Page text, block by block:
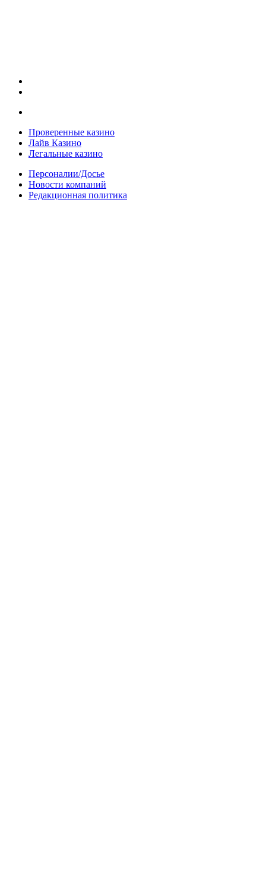
Проверенные казино
Лайв Казино
Легальные казино
Персоналии/Досье
Новости компаний
Редакционная политика